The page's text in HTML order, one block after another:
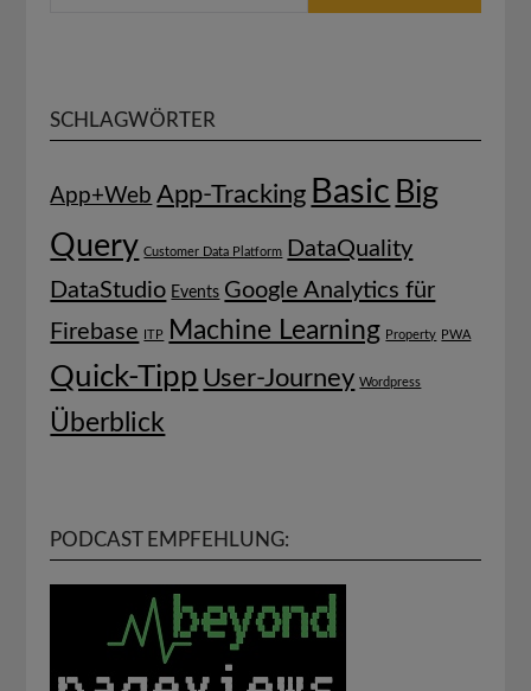
SCHLAGWÖRTER
App+Web App-Tracking Basic Big
Query Customer Data Platform
DataQuality
DataStudio Events Google Analytics für
Firebase
ITP Machine Learning Property PWA
Quick-Tipp User-Journey Wordpress
Überblick
PODCAST EMPFEHLUNG: